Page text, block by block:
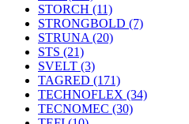
STORCH (11)
STRONGBOLD (7)
STRUNA (20)
STS (21)
SVELT (3)
TAGRED (171)
TECHNOFLEX (34)
TECNOMEC (30)